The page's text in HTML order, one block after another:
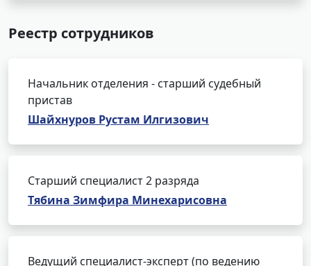
Реестр сотрудников
Начальник отделения - старший судебный
пристав
Шайхнуров Рустам Илгизович
Старший специалист 2 разряда
Тябина Зимфира Минехарисовна
Ведущий специалист-эксперт (по ведению